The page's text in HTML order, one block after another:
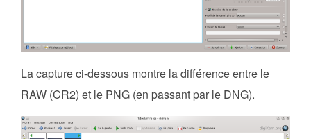
La capture ci-dessous montre la différence entre le
RAW (CR2) et le PNG (en passant par le DNG).